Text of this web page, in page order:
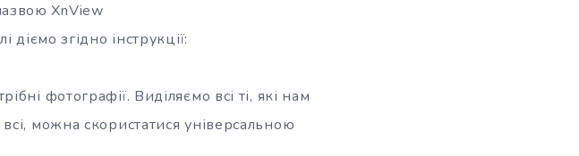
XnView
згідно інструкції:
фотографії. Виділяємо всі ті, які нам
можна скористатися універсальною